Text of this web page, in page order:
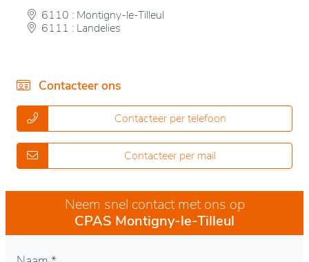
6110 : Montigny-le-Tilleul
6111 : Landelies
Contacteer ons
Contacteer per telefoon
Contacteer per mail
Neem snel contact met ons op
CPAS Montigny-le-Tilleul